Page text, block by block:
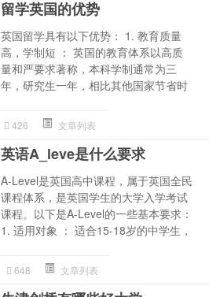
留学英国的优势
英国留学具有以下优势： 1. 教育质量
高，学制短 ： 英国的教育体系以高质
量和严要求著称，本科学制通常为三
年，研究生一年，相比其他国家节省时
426 文章列表
英语A_leve是什么要求
A-Level是英国高中课程，属于英国全民
课程体系，是英国学生的大学入学考试
课程。以下是A-Level的一些基本要求：
1. 适用对象 ： 适合15-18岁的中学生，
648 文章列表